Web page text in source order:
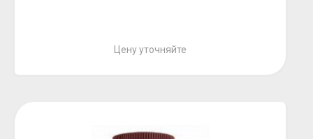
Цену уточняйте